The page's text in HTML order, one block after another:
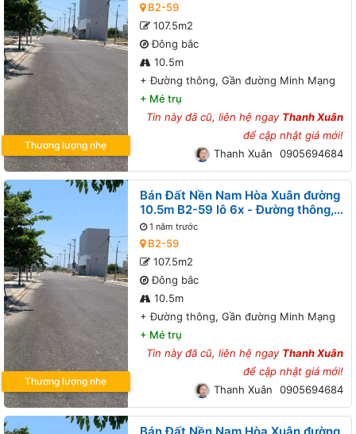
Thương lượng nhẹ
B2-59
107.5m2
Đông bắc
10.5m
+Đường thông, Gần đường Minh Mạng
+ Mé trụ
Tin này đã cũ, liên hệ ngay Thanh Xuân
để cập nhật giá mới!
Thanh Xuân
0905694684
Thương lượng nhẹ
Bán Đất Nền Nam Hòa Xuân đường
10.5m B2-59 lô 6x - Đường thông,
Gần đường Minh Mạng
1 năm trước
B2-59
107.5m2
Đông bắc
10.5m
+Đường thông, Gần đường Minh Mạng
+ Mé trụ
Tin này đã cũ, liên hệ ngay Thanh Xuân
để cập nhật giá mới!
Thanh Xuân
0905694684